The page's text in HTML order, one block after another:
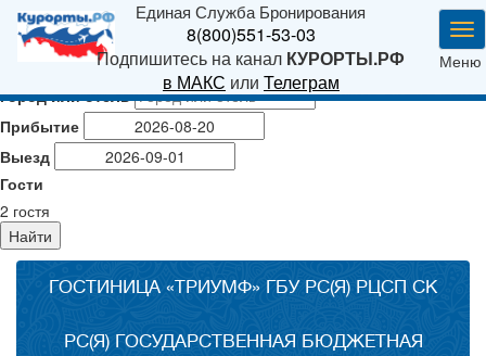
Единая Служба Бронирования
8(800)551-53-03
Подпишитесь на канал КУРОРТЫ.РФ
в МАКС или Телеграм
Меню
Город или отель
Прибытие
Выезд
Гости
2 гостя
Найти
ГОСТИНИЦА «ТРИУМФ» ГБУ РС(Я) РЦСП СК
РС(Я) ГОСУДАРСТВЕННАЯ БЮДЖЕТНАЯ